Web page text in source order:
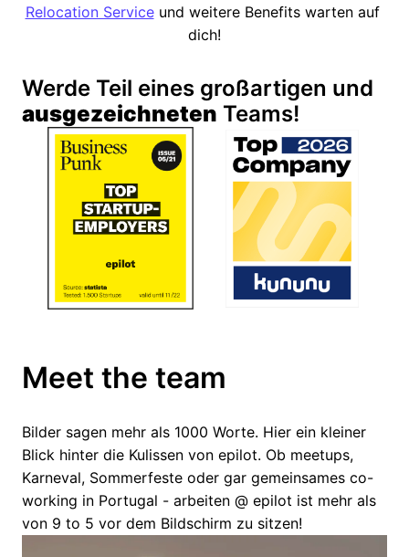
Relocation Service und weitere Benefits warten auf
dich!
ausgezeichneten Teams!
Meet the team
Bilder sagen mehr als 1000 Worte. Hier ein kleiner
Blick hinter die Kulissen von epilot. Ob meetups,
Karneval, Sommerfeste oder gar gemeinsames co-
working in Portugal - arbeiten @ epilot ist mehr als
von 9 to 5 vor dem Bildschirm zu sitzen!